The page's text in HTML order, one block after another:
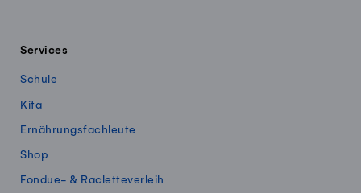
Services
Schule
Kita
Ernährungsfachleute
Shop
Fondue- & Racletteverleih